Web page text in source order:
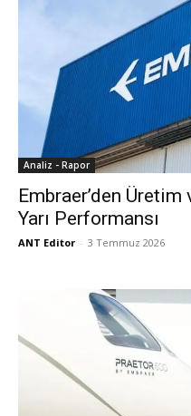
Analiz - Rapor
Embraer’den
Yarı Performansı
ANT Editor - 3 Temmuz 2026